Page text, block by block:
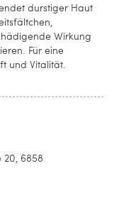
durstiger Haut
Wirkung
Für eine
und Vitalität.
20, 6858